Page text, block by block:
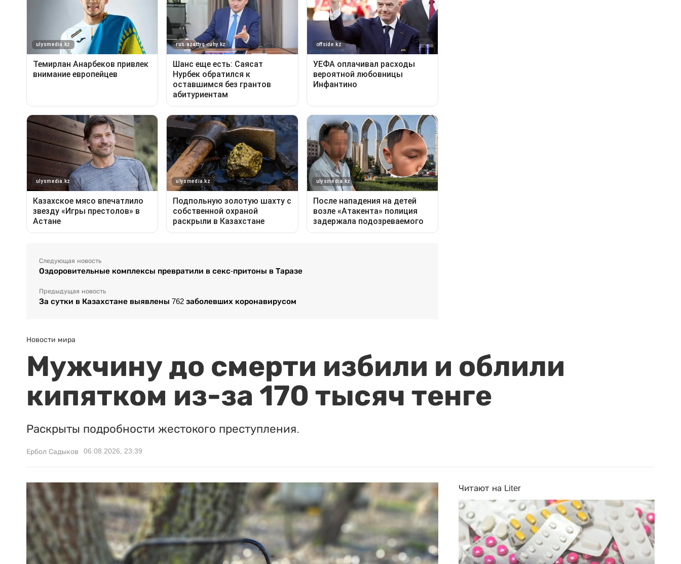
Следующая новость
Оздоровительные комплексы превратили в секс-притоны в Таразе
Предыдущая новость
За сутки в Казахстане выявлены 762 заболевших коронавирусом
Новости мира
Мужчину до смерти избили и облили
кипятком из-за 170 тысяч тенге
Раскрыты подробности жестокого преступления.
Ербол Садыков 06.08.2026, 23:39
Читают на Liter